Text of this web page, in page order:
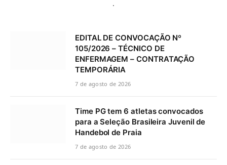
.
EDITAL DE CONVOCAÇÃO Nº
105/2026 – TÉCNICO DE
ENFERMAGEM – CONTRATAÇÃO
TEMPORÁRIA
7 de agosto de 2026
Time PG tem 6 atletas convocados
para a Seleção Brasileira Juvenil de
Handebol de Praia
7 de agosto de 2026